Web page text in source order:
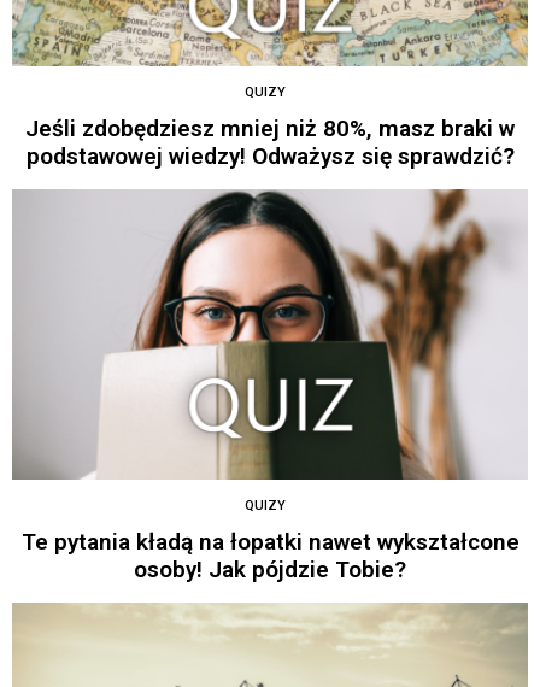
QUIZY
Jeśli zdobędziesz mniej niż 80%, masz braki w
podstawowej wiedzy! Odważysz się sprawdzić?
QUIZY
Te pytania kładą na łopatki nawet wykształcone
osoby! Jak pójdzie Tobie?